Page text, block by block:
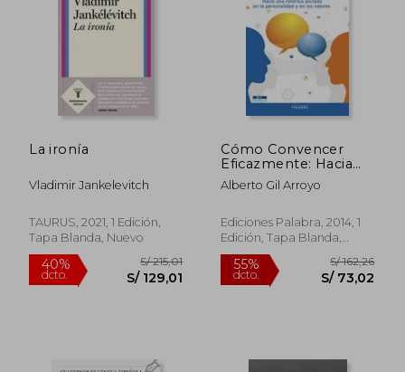
dcto. S/ 67,84 dcto. S/
La ironía
Vladimir Jankelevitch
TAURUS, 2021, 1 Edición,
Tapa Blanda, Nuevo
Cómo Convencer
Eficazmente: Hacia
una Retórica Anclada
en la Personalidad y
Alberto Gil Arroyo
Ediciones Palabra, 2014, 1
Edición, Tapa Blanda,
Nuevo